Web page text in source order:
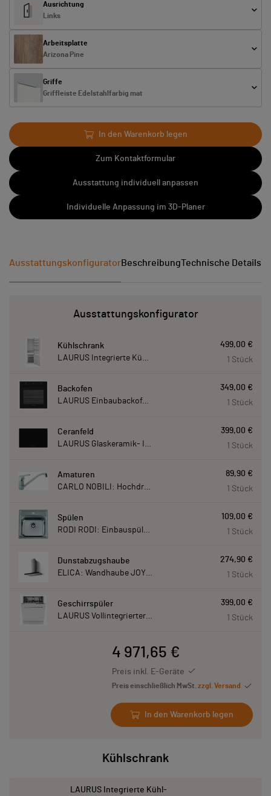
Ausrichtung
Links
Arbeitsplatte
Arizona Pine
Griffe
Griffleiste Edelstahlfarbig mat
In den Warenkorb legen
Zum Kontaktformular
Ausstattung individuell anpassen
Individuelle Anpassung im 3D-Planer
AusstattungskonfiguratorBeschreibungTechnische Details
Kühlschrank
LAURUS Integrierte Kühl-
Ausstattungskonfigurator
Kühlschrank
LAURUS Integrierte Kühl- Gefrierkombination LKG178E LKG178E
499,00 €
1 Stück
Backofen
LAURUS Einbaubackofen LEB10BK mit Hydrolyse LEB10BK
349,00 €
1 Stück
Ceranfeld
LAURUS Glaskeramik- Induktionskochfeld LIA780, autark LIA780
399,00 €
1 Stück
Amaturen
CARLO NOBILI: Hochdruck- Einhebelmischbatterie Blue, Mischbatterie verchromt 17770
89,90 €
1 Stück
Spülen
RODI RODI: Einbauspüle New Manaus, Edelstahl 87207
109,00 €
1 Stück
Dunstabzugshaube
ELICA: Wandhaube JOYE 90-A,900 mm breit Edelstahl JOYE90A
274,90 €
1 Stück
Geschirrspüler
LAURUS Vollintegrierter Geschirrspüler LSV60-4, 4 Programme, 815 mm hoch LSV604
399,00 €
1 Stück
4 971,65 €
Preis inkl. E-Geräte
Preis einschließlich MwSt. zzgl. Versand
In den Warenkorb legen